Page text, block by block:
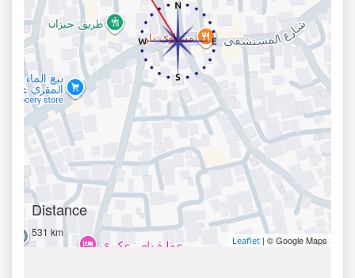
Distance
531 km
Leaflet | © Google Maps